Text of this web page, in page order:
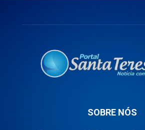
SOBRE NÓS